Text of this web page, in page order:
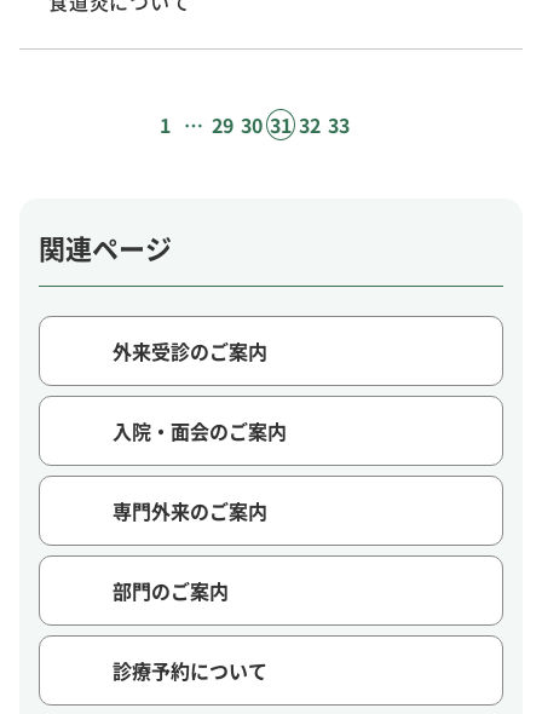
1 … 29 30 31 32 33
関連ページ
外来受診のご案内
入院・面会のご案内
専門外来のご案内
部門のご案内
診療予約について